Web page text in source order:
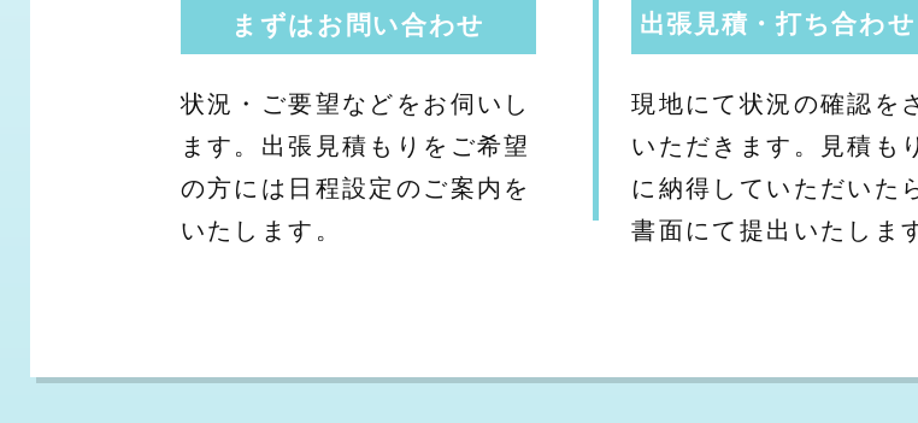
まずはお問い合わせ
状況・ご要望などをお伺いし
ます。出張見積もりをご希望
の方には日程設定のご案内を
いたします。
出張見積・打ち合わ
現地にて状況の確認を
いただきます。見積も
に納得していただいた
書面にて提出いたしま